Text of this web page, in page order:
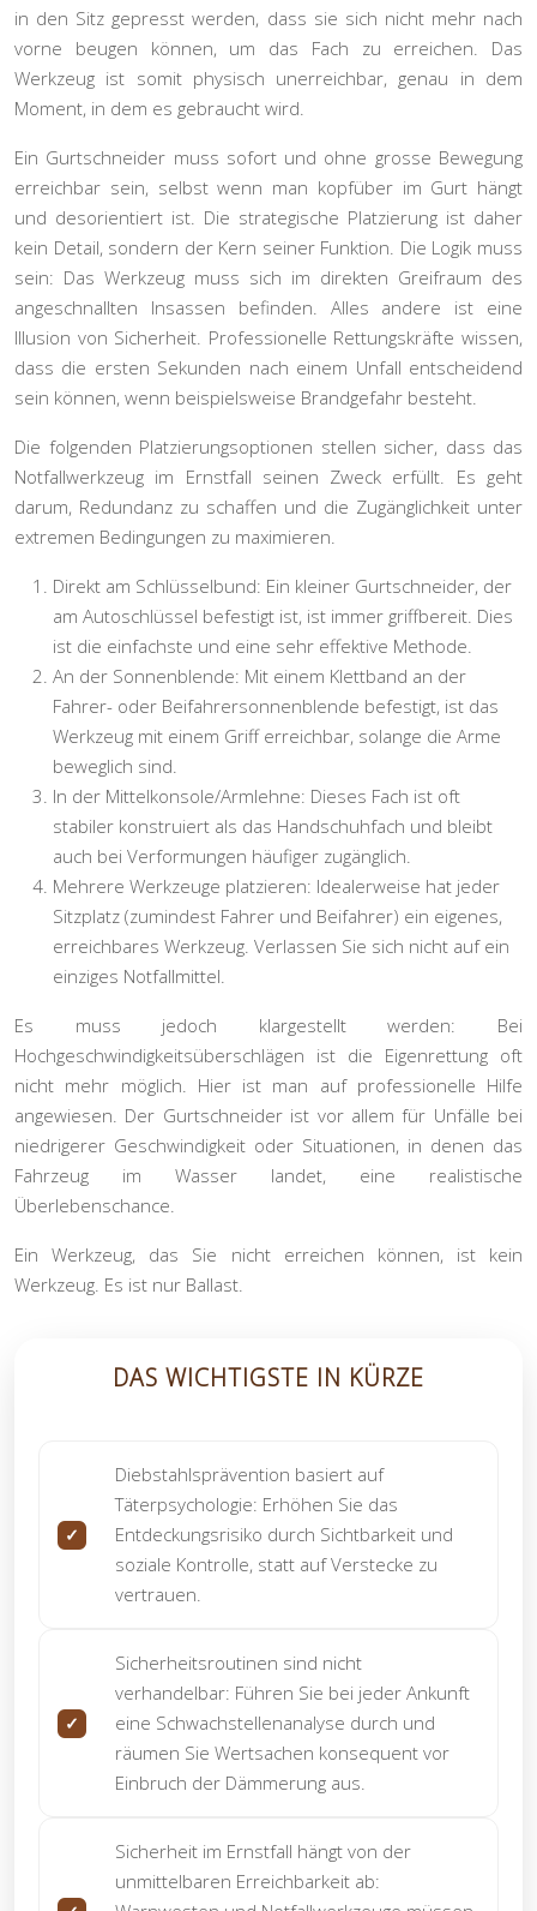
in den Sitz gepresst werden, dass sie sich nicht mehr nach
vorne beugen können, um das Fach zu erreichen. Das
Werkzeug ist somit physisch unerreichbar, genau in dem
Moment, in dem es gebraucht wird.
Ein Gurtschneider muss sofort und ohne grosse Bewegung
erreichbar sein, selbst wenn man kopfüber im Gurt hängt
und desorientiert ist. Die strategische Platzierung ist daher
kein Detail, sondern der Kern seiner Funktion. Die Logik muss
sein: Das Werkzeug muss sich im direkten Greifraum des
angeschnallten Insassen befinden. Alles andere ist eine
Illusion von Sicherheit. Professionelle Rettungskräfte wissen,
dass die ersten Sekunden nach einem Unfall entscheidend
sein können, wenn beispielsweise Brandgefahr besteht.
Die folgenden Platzierungsoptionen stellen sicher, dass das
Notfallwerkzeug im Ernstfall seinen Zweck erfüllt. Es geht
darum, Redundanz zu schaffen und die Zugänglichkeit unter
extremen Bedingungen zu maximieren.
Direkt am Schlüsselbund: Ein kleiner Gurtschneider, der
am Autoschlüssel befestigt ist, ist immer griffbereit. Dies
ist die einfachste und eine sehr effektive Methode.
An der Sonnenblende: Mit einem Klettband an der
Fahrer- oder Beifahrersonnenblende befestigt, ist das
Werkzeug mit einem Griff erreichbar, solange die Arme
beweglich sind.
In der Mittelkonsole/Armlehne: Dieses Fach ist oft
stabiler konstruiert als das Handschuhfach und bleibt
auch bei Verformungen häufiger zugänglich.
Mehrere Werkzeuge platzieren: Idealerweise hat jeder
Sitzplatz (zumindest Fahrer und Beifahrer) ein eigenes,
erreichbares Werkzeug. Verlassen Sie sich nicht auf ein
einziges Notfallmittel.
Es muss jedoch klargestellt werden: Bei
Hochgeschwindigkeitsüberschlägen ist die Eigenrettung oft
nicht mehr möglich. Hier ist man auf professionelle Hilfe
angewiesen. Der Gurtschneider ist vor allem für Unfälle bei
niedrigerer Geschwindigkeit oder Situationen, in denen das
Fahrzeug im Wasser landet, eine realistische
Überlebenschance.
Ein Werkzeug, das Sie nicht erreichen können, ist kein
Werkzeug. Es ist nur Ballast.
DAS WICHTIGSTE IN KÜRZE
Diebstahlsprävention basiert auf
Täterpsychologie: Erhöhen Sie das
Entdeckungsrisiko durch Sichtbarkeit und
soziale Kontrolle, statt auf Verstecke zu
vertrauen.
Sicherheitsroutinen sind nicht
verhandelbar: Führen Sie bei jeder Ankunft
eine Schwachstellenanalyse durch und
räumen Sie Wertsachen konsequent vor
Einbruch der Dämmerung aus.
Sicherheit im Ernstfall hängt von der
unmittelbaren Erreichbarkeit ab: